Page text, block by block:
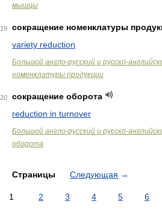
мышцы
19
сокращение номенклатуры
variety reduction
Большой англо-русский и русско-
номенклатуры продукции
20
сокращение оборота
reduction in turnover
Большой англо-русский и русско-
оборота
Страницы Следующая →
1 2 3 4 5 6